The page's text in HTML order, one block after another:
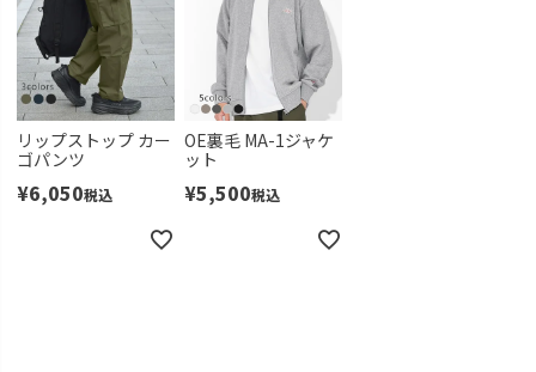
リップストップ カー
ゴパンツ
¥6,050税込
OE裏毛 MA-1ジャケ
ット
¥5,500税込